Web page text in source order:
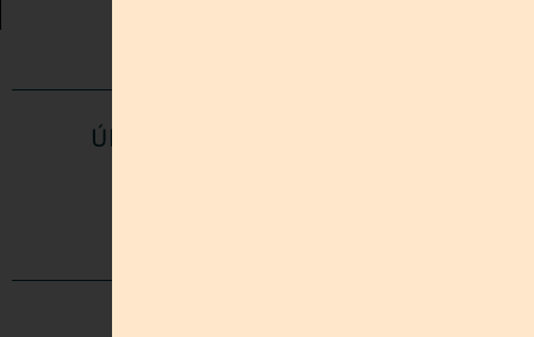
ÚNETE A MI COMUNIDAD EN